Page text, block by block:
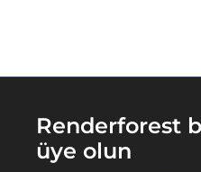
Renderforest
üye olun